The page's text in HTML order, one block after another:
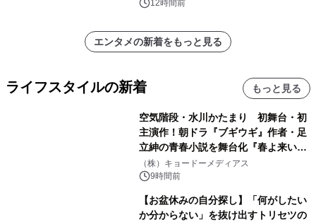
12時間前
エンタメの新着をもっと見る
ライフスタイルの新着 もっと見る
空気階段・水川かたまり 初舞台・初
主演作！朝ドラ『ブギウギ』作者・足
立紳の青春小説を舞台化『春よ来い、
マジで来い』キービジュアル解禁！
（株）キョードーメディアス
9時間前
【お盆休みの自分探し】「何がしたい
か分からない」を抜け出すトリセツの